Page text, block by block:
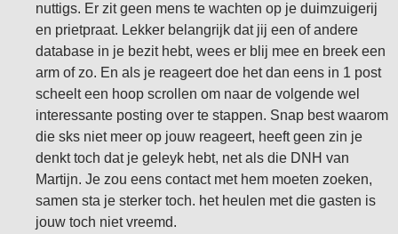
nuttigs. Er zit geen mens te wachten op je duimzuigerij
en prietpraat. Lekker belangrijk dat jij een of andere
database in je bezit hebt, wees er blij mee en breek een
arm of zo. En als je reageert doe het dan eens in 1 post
scheelt een hoop scrollen om naar de volgende wel
interessante posting over te stappen. Snap best waarom
die sks niet meer op jouw reageert, heeft geen zin je
denkt toch dat je geleyk hebt, net als die DNH van
Martijn. Je zou eens contact met hem moeten zoeken,
samen sta je sterker toch. het heulen met die gasten is
jouw toch niet vreemd.